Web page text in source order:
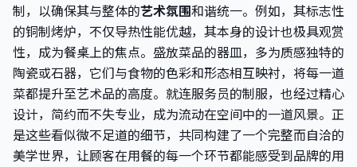
制，以确保其与整体的艺术氛围和谐统一。例如，其标志性
的铜制烤炉，不仅导热性能优越，其本身的设计也极具观赏
性，成为餐桌上的焦点。盛放菜品的器皿，多为质感独特的
陶瓷或石器，它们与食物的色彩和形态相互映衬，将每一道
菜都提升至艺术品的高度。就连服务员的制服，也经过精心
设计，简约而不失专业，成为流动在空间中的一道风景。正
是这些看似微不足道的细节，共同构建了一个完整而自洽的
美学世界，让顾客在用餐的每一个环节都能感受到品牌的用